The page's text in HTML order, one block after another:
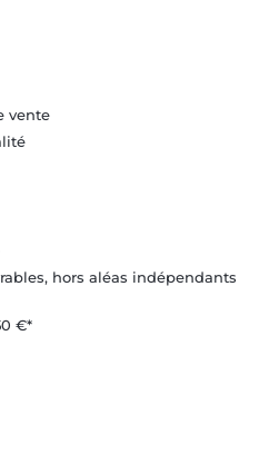
vente
hors aléas indépendants
€*